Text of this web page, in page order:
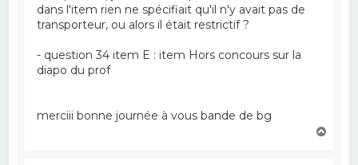
dans l'item rien ne spécifiait qu'il n'y avait pas de
transporteur, ou alors il était restrictif ?
- question 34 item E : item Hors concours sur la
diapo du prof
merciii bonne journée à vous bande de bg